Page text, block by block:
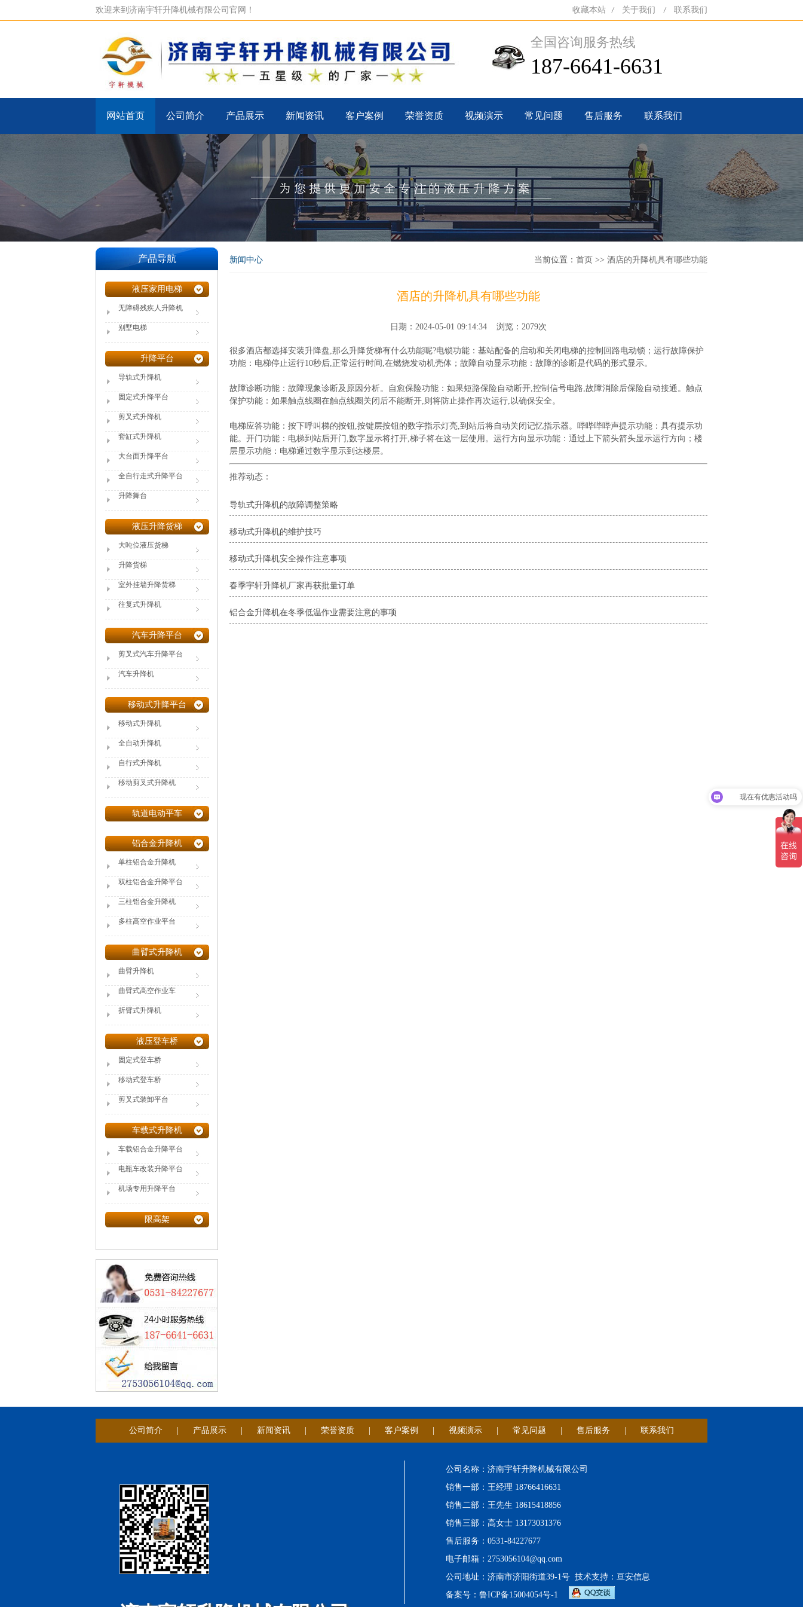
欢迎来到济南宇轩升降机械有限公司官网！ 收藏本站 / 关于我们 / 联系我们
全国咨询服务热线
187-6641-6631
网站首页 公司简介 产品展示 新闻资讯 客户案例 荣誉资质 视频演示 常见问题 售后服务 联系我们
新闻中心 当前位置： 首页 >> 酒店的升降机具有哪些功能
酒店的升降机具有哪些功能
日期：2024-05-01 09:14:34 浏览：2079次
很多酒店都选择安装升降盘,那么升降货梯有什么功能呢?电锁功能：基站配备的启动和关闭电梯的控制回路电动锁；运行故障保护
功能：电梯停止运行10秒后,正常运行时间,在燃烧发动机壳体；故障自动显示功能：故障的诊断是代码的形式显示。
故障诊断功能：故障现象诊断及原因分析。自愈保险功能：如果短路保险自动断开,控制信号电路,故障消除后保险自动接通。触点
保护功能：如果触点线圈在触点线圈关闭后不能断开,则将防止操作再次运行,以确保安全。
电梯应答功能：按下呼叫梯的按钮,按键层按钮的数字指示灯亮,到站后将自动关闭记忆指示器。哔哔哔哔声提示功能：具有提示功
能。开门功能：电梯到站后开门,数字显示将打开,梯子将在这一层使用。运行方向显示功能：通过上下箭头箭头显示运行方向；楼
层显示功能：电梯通过数字显示到达楼层。
推荐动态：
导轨式升降机的故障调整策略
移动式升降机的维护技巧
移动式升降机安全操作注意事项
春季宇轩升降机厂家再获批量订单
铝合金升降机在冬季低温作业需要注意的事项
产品导航
液压家用电梯
无障碍残疾人升降机
别墅电梯
升降平台
导轨式升降机
固定式升降平台
剪叉式升降机
套缸式升降机
大台面升降平台
全自行走式升降平台
升降舞台
液压升降货梯
大吨位液压货梯
升降货梯
室外挂墙升降货梯
往复式升降机
汽车升降平台
剪叉式汽车升降平台
汽车升降机
移动式升降平台
移动式升降机
全自动升降机
自行式升降机
移动剪叉式升降机
轨道电动平车
铝合金升降机
单柱铝合金升降机
双柱铝合金升降平台
三柱铝合金升降机
多柱高空作业平台
曲臂式升降机
曲臂升降机
曲臂式高空作业车
折臂式升降机
液压登车桥
固定式登车桥
移动式登车桥
剪叉式装卸平台
车载式升降机
车载铝合金升降平台
电瓶车改装升降平台
机场专用升降平台
限高架
公司简介 产品展示 新闻资讯 荣誉资质 客户案例 视频演示 常见问题 售后服务 联系我们
公司名称：济南宇轩升降机械有限公司
销售一部：王经理 18766416631
销售二部：王先生 18615418856
销售三部：高女士 13173031376
售后服务：0531-84227677
电子邮箱：2753056104@qq.com
公司地址：济南市济阳街道39-1号 技术支持： 亘安信息
备案号： 鲁ICP备15004054号-1
现在有优惠活动吗